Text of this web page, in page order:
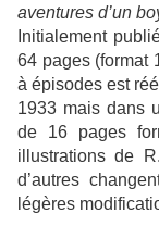
aventures d’un
Initialement
64 pages (format
à épisodes est
1933 mais dans
de 16 pages
illustrations de
d’autres
légères